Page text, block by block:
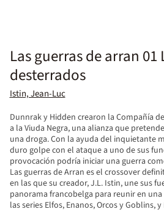
Las guerras de arran
desterrados
Istin, Jean-Luc
Dunnrak y Hidden crearon la Compañía
a la Viuda Negra, una alianza que
una droga. Con la ayuda del inquietante
duro golpe con el ataque a uno de sus
provocación podría iniciar una guerra
Las guerras de Arran es el crossover
en las que su creador, J.L. Istin, une sus
panorama francobelga para reunir en
las series Elfos, Enanos, Orcos y Goblins, y